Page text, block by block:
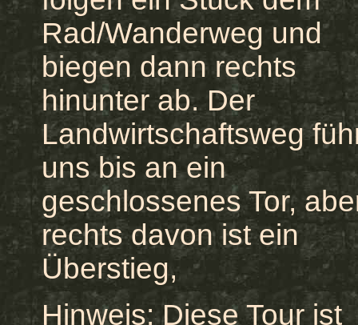
Rad/Wanderweg und
biegen dann rechts
hinunter ab. Der
Landwirtschaftsweg
uns bis an ein
geschlossenes Tor,
rechts davon ist ein
Überstieg,
Hinweis: Diese Tour ist